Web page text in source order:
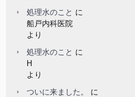
処理水のこと に
船戸内科医院
より
処理水のこと に
H
より
ついに来ました。
に